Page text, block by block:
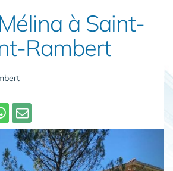
à Saint-
Rambert